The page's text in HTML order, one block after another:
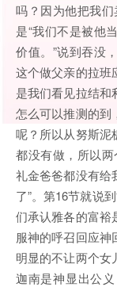
吗？因为他把我
是“我们不是被他
价值。”说到吞没
这个做父亲的拉班
是我们看见拉结和
怎么可以推测的到
呢？所以从努斯泥
都没有做，所以
礼金爸爸都没有给
了”。第16节就说
们承认雅各的富裕
服神的呼召回应
明显的不让两个女
迦南是神显出公